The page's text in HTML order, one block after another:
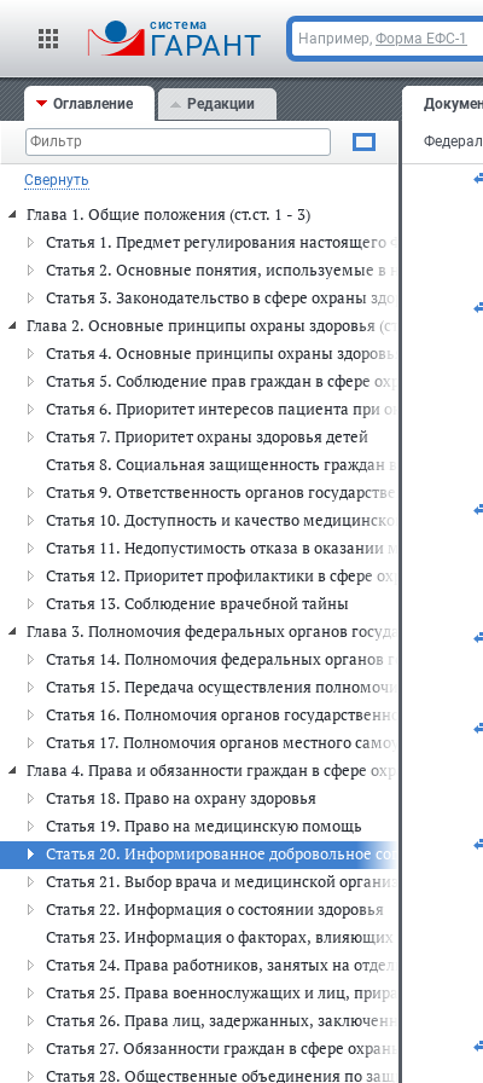
cистема
ГАРАНТ Например, Форма ЕФС-1
Оглавление Редакции
Свернуть
Глава 1. Общие положения (ст.ст. 1 - 3)
Статья 1. Предмет регулирования настоящего
Статья 2. Основные понятия, используемые в настоящем
Статья 3. Законодательство в сфере охраны здоровья
Глава 2. Основные принципы охраны здоровья (ст.ст. 4 - 13)
Статья 4. Основные принципы охраны здоровья
Статья 5. Соблюдение прав граждан в сфере охраны
Статья 6. Приоритет интересов пациента при оказании
Статья 7. Приоритет охраны здоровья детей
Статья 8. Социальная защищенность граждан в случае
Статья 9. Ответственность органов государственной
Статья 10. Доступность и качество медицинской помощи
Статья 11. Недопустимость отказа в оказании
Статья 12. Приоритет профилактики в сфере охраны
Статья 13. Соблюдение врачебной тайны
Глава 3. Полномочия федеральных органов государственной
Статья 14. Полномочия федеральных органов
Статья 15. Передача осуществления полномочий
Статья 16. Полномочия органов государственной власти
Статья 17. Полномочия органов местного самоуправления
Глава 4. Права и обязанности граждан в сфере охраны
Статья 18. Право на охрану здоровья
Статья 19. Право на медицинскую помощь
Статья 20. Информированное добровольное согласие на
Статья 21. Выбор врача и медицинской организации
Статья 22. Информация о состоянии здоровья
Статья 23. Информация о факторах, влияющих на здоровье
Статья 24. Права работников, занятых на отдельных
Статья 25. Права военнослужащих и лиц, приравненных
Статья 26. Права лиц, задержанных, заключенных под
Статья 27. Обязанности граждан в сфере охраны здоровья
Статья 28. Общественные объединения по защите прав